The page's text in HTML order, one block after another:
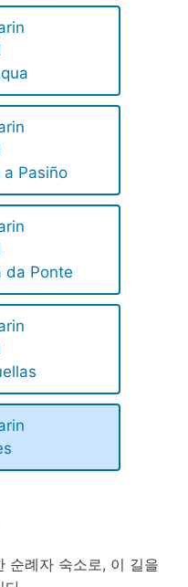
a Pasiño
da Ponte
순례자 숙소로, 이 길을